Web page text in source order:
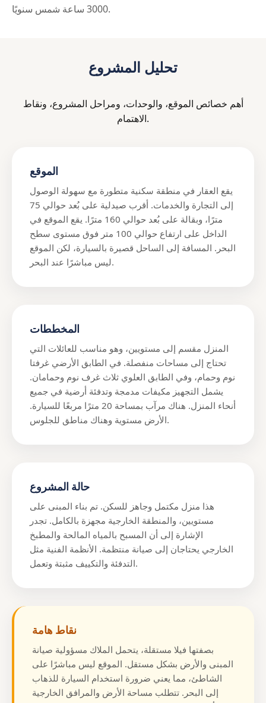
3000 ساعة شمس سنويًا.
تحليل المشروع
أهم خصائص الموقع، والوحدات، ومراحل المشروع، ونقاط
الاهتمام.
الموقع
يقع العقار في منطقة سكنية متطورة مع سهولة الوصول
إلى التجارة والخدمات. أقرب صيدلية على بُعد حوالي 75
مترًا، وبقالة على بُعد حوالي 160 مترًا. يقع الموقع في
الداخل على ارتفاع حوالي 100 متر فوق مستوى سطح
البحر. المسافة إلى الساحل قصيرة بالسيارة، لكن الموقع
ليس مباشرًا عند البحر.
المخططات
المنزل مقسم إلى مستويين، وهو مناسب للعائلات التي
تحتاج إلى مساحات منفصلة. في الطابق الأرضي غرفتا
نوم وحمام، وفي الطابق العلوي ثلاث غرف نوم وحمامان.
يشمل التجهيز مكيفات مدمجة وتدفئة أرضية في جميع
أنحاء المنزل. هناك مرآب بمساحة 20 مترًا مربعًا للسيارة.
الأرض مستوية وهناك مناطق للجلوس.
حالة المشروع
هذا منزل مكتمل وجاهز للسكن. تم بناء المبنى على
مستويين، والمنطقة الخارجية مجهزة بالكامل. تجدر
الإشارة إلى أن المسبح بالمياه المالحة والمطبخ
الخارجي يحتاجان إلى صيانة منتظمة. الأنظمة الفنية مثل
التدفئة والتكييف مثبتة وتعمل.
نقاط هامة
بصفتها فيلا مستقلة، يتحمل الملاك مسؤولية صيانة
المبنى والأرض بشكل مستقل. الموقع ليس مباشرًا على
الشاطئ، مما يعني ضرورة استخدام السيارة للذهاب
إلى البحر. تتطلب مساحة الأرض والمرافق الخارجية